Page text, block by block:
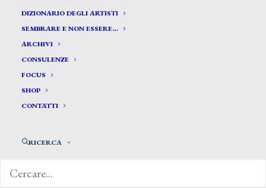
DIZIONARIO DEGLI ARTISTI
SEMBRARE E NON ESSERE…
ARCHIVI
CONSULENZE
FOCUS
SHOP
CONTATTI
RICERCA
Malfatti Andrea